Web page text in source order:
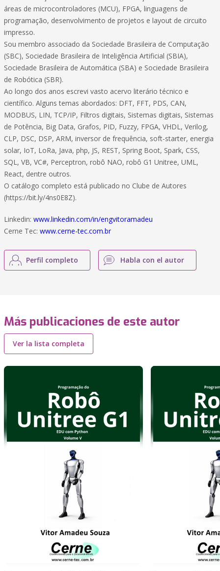
áreas de microcontroladores (MCU), FPGA, linguagens de
programação, desenvolvimento de projetos e layout de circuito
impresso.
Sou membro associado da Sociedade Brasileira de Computação
(SBC), Sociedade Brasileira de Inteligência Artificial (SBIA),
Sociedade Brasileira de Automática (SBA) e Sociedade Brasileira
de Robótica (SBR).
Ao longo dos anos escrevi vasto acervo literário técnico e
científico. Alguns temas abordados: DFT, FFT, PDS, CAN,
MODBUS, LIN, TCP/IP, Filtros digitais, Sistemas digitais, Sistemas
de Potência, Big Data, Grafos, PID, Fuzzy, FPGA, VHDL, Verilog,
CLP, DSC, DSP, ARM, inversor de frequência, soft-starter, energia
solar, IoT, LoRa, Java, php, JS, REST, Spring Boot, Spark, CSS,
SQL, VB, VC#, Perceptron, robô NAO, robô G1 Unitree, UML,
React, dentre outros.
O catálogo completo está publicado no Clube de Autores
(https://bit.ly/4ns0E8Z).
Linkedin: www.linkedin.com/in/engvitoramadeu
Cerne Tec: www.cerne-tec.com.br
Perfil completo Habla con el autor
Más publicaciones de este autor
Ver la lista completa